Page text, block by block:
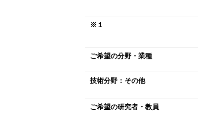
※１
ご希望の分野・業種
技術分野：その他
ご希望の研究者・教員